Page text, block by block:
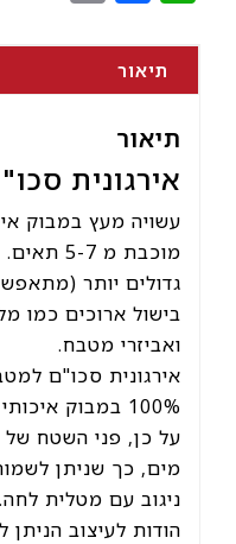
תיאור
תיאור
אירגונית
עשויה מעץ במבוק
גדולים יותר
בישול ארוכים כמו
ואביזרי מטבח.
אירגונית סכו"ם
100% במבוק
על כן, פני השטח של
מים, כך שניתן
ניגוב עם מטלית לחה.
הודות לעיצוב